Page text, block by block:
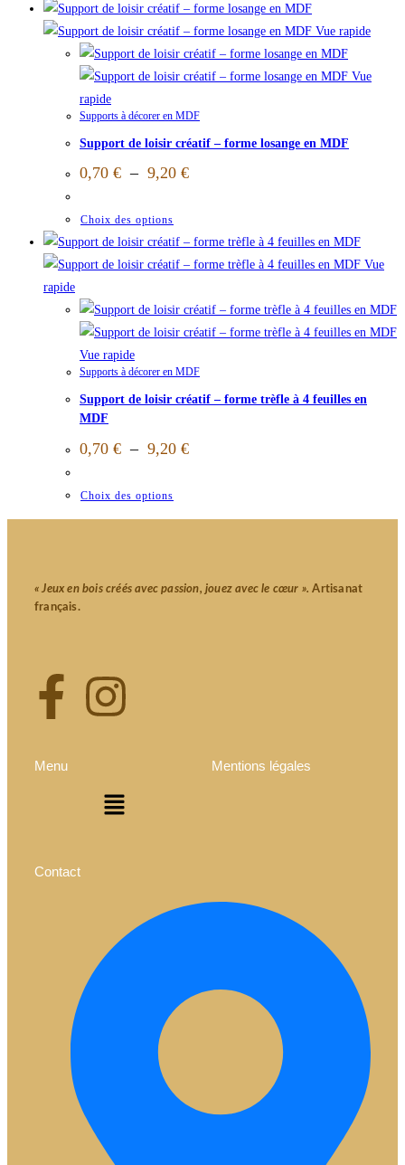
Vue rapide
Vue
rapide
Supports à décorer en MDF
Support de loisir créatif – forme losange en MDF
0,70 € – 9,20 €
Choix des options
Vue
rapide
Vue rapide
Supports à décorer en MDF
Support de loisir créatif – forme trèfle à 4 feuilles en
MDF
0,70 € – 9,20 €
Choix des options
« Jeux en bois créés avec passion, jouez avec le cœur ».Artisanat
français.
Menu Mentions légales
Contact